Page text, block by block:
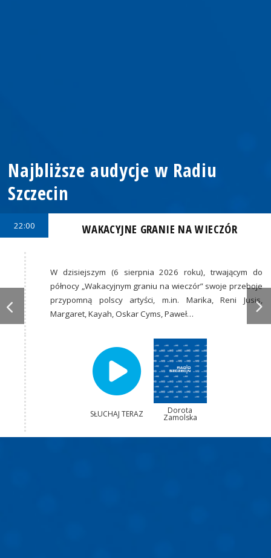
Najbliższe audycje w Radiu
Szczecin
22:00 WAKACYJNE GRANIE NA WIECZÓR
W dzisiejszym (6 sierpnia 2026 roku), trwającym do
północy „Wakacyjnym graniu na wieczór” swoje przeboje
przypomną polscy artyści, m.in. Marika, Reni Jusis,
Margaret, Kayah, Oskar Cyms, Paweł…
SŁUCHAJ TERAZ Dorota
Zamolska